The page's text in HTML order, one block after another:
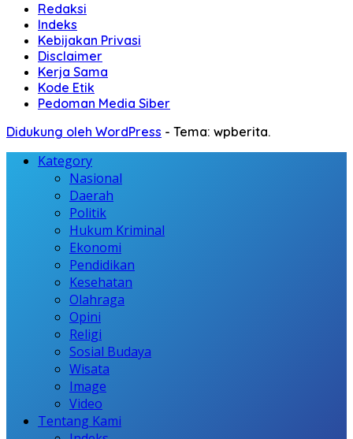
Redaksi
Indeks
Kebijakan Privasi
Disclaimer
Kerja Sama
Kode Etik
Pedoman Media Siber
Didukung oleh WordPress - Tema: wpberita.
Kategory
Nasional
Daerah
Politik
Hukum Kriminal
Ekonomi
Pendidikan
Kesehatan
Olahraga
Opini
Religi
Sosial Budaya
Wisata
Image
Video
Tentang Kami